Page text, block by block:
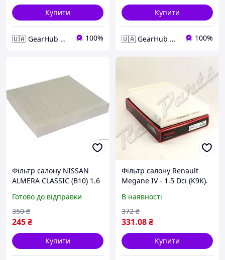
Купити
🇺🇦 GearHub 🇺🇦 100%
Купити
🇺🇦 GearHub 🇺🇦 100%
Фільтр салону NISSAN
ALMERA CLASSIC (B10) 1.6
1.5 DCI, 1.8, 2.2 DCI, 2.2 DI
J1341002
Готово до відправки
245₴
350 ₴
Купити
Фільтр салону Renault
Megane IV - 1.5 Dci (K9K).
Нідерланди
В наявності
331.08₴
372 ₴
Купити